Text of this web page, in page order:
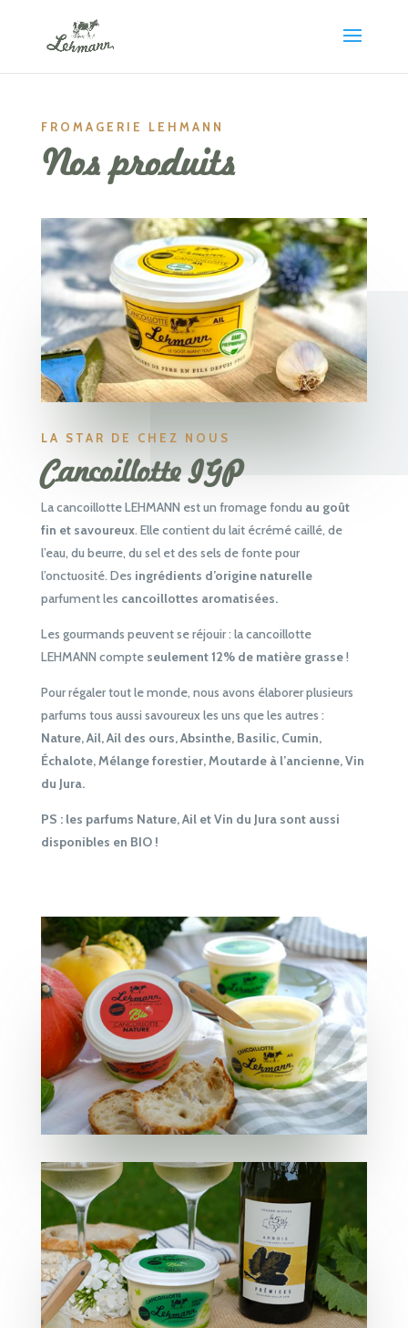
FROMAGERIE LEHMANN
Nos produits
LA STAR DE CHEZ NOUS
Cancoillotte IGP
La cancoillotte LEHMANN est un fromage fondu au goût
fin et savoureux. Elle contient du lait écrémé caillé, de
l’eau, du beurre, du sel et des sels de fonte pour
l’onctuosité. Des ingrédients d’origine naturelle
parfument les cancoillottes aromatisées.
Les gourmands peuvent se réjouir : la cancoillotte
LEHMANN compte seulement 12% de matière grasse!
Pour régaler tout le monde, nous avons élaborer plusieurs
parfums tous aussi savoureux les uns que les autres :
Nature, Ail, Ail des ours, Absinthe, Basilic, Cumin,
Échalote, Mélange forestier, Moutarde à l’ancienne, Vin
du Jura.
PS : les parfums Nature, Ail et Vin du Jura sont aussi
disponibles en BIO !